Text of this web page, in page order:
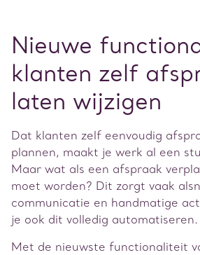
Nieuwe
klanten zelf
laten wijzigen
Dat klanten zelf eenvoudig
plannen, maakt je werk al een
Maar wat als een afspraak
moet worden? Dit zorgt vaak
communicatie en handmatige
je ook dit volledig automatiseren.
Met de nieuwste functionaliteit